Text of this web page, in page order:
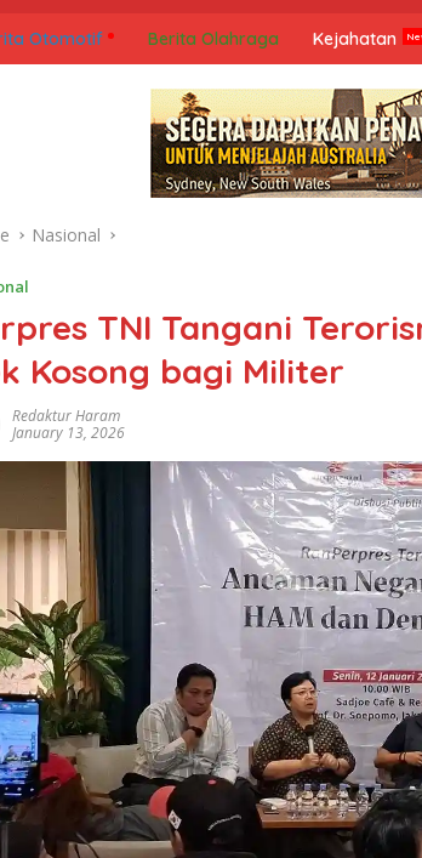
Otomotif Berita Olahraga Kejahatan
Nasional
TNI Tangani
Kosong bagi Militer
Redaktur Haram
January 13, 2026